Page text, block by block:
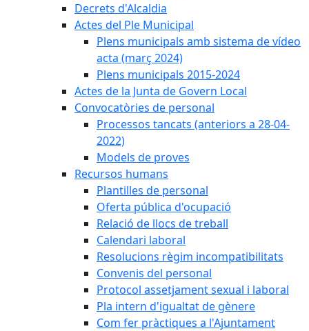
Decrets d'Alcaldia
Actes del Ple Municipal
Plens municipals amb sistema de vídeo
acta (març 2024)
Plens municipals 2015-2024
Actes de la Junta de Govern Local
Convocatòries de personal
Processos tancats (anteriors a 28-04-
2022)
Models de proves
Recursos humans
Plantilles de personal
Oferta pública d'ocupació
Relació de llocs de treball
Calendari laboral
Resolucions règim incompatibilitats
Convenis del personal
Protocol assetjament sexual i laboral
Pla intern d'igualtat de gènere
Com fer pràctiques a l'Ajuntament